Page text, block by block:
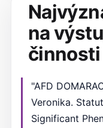
na
činnosti
"AFD
Veronika.
Significant